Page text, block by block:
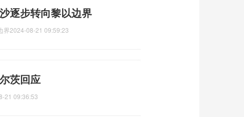
逐步转向黎以边界
界2024-08-21 09:59:23
茨回应
21 09:36:53